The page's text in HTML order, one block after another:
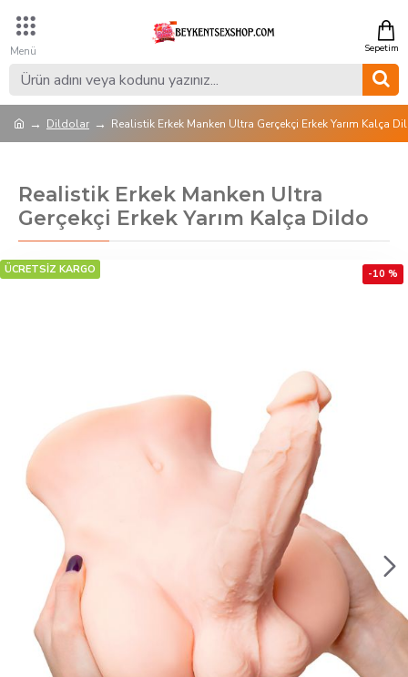
Dildolar Realistik Erkek Manken Ultra Gerçekçi Erkek Yarım Kalça
Realistik Erkek Manken Ultra
Gerçekçi Erkek Yarım Kalça Dildo
ÜCRETSİZ KARGO -10 %